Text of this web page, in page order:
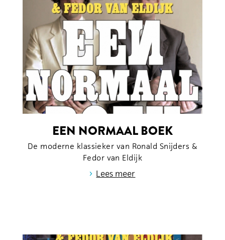
EEN NORMAAL BOEK
De moderne klassieker van Ronald Snijders &
Fedor van Eldijk
› Lees meer